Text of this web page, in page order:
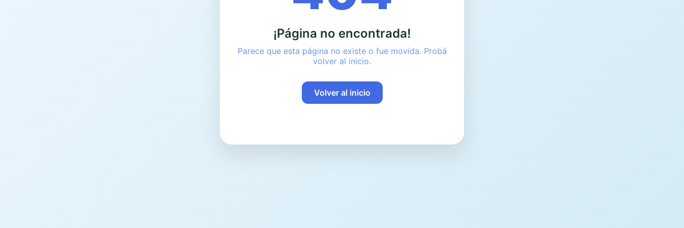
¡Página no encontrada!
Parece que esta página no existe o fue movida. Probá
volver al inicio.
Volver al inicio